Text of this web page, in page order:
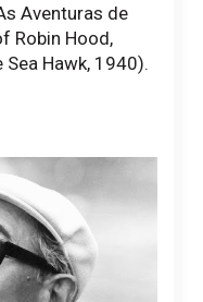
Aventuras de
Robin Hood,
Hawk, 1940).